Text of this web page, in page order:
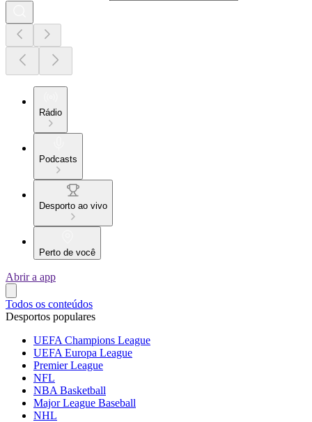
Rádio
Podcasts
Desporto ao vivo
Perto de você
Abrir a app
Todos os conteúdos
Desportos populares
UEFA Champions League
UEFA Europa League
Premier League
NFL
NBA Basketball
Major League Baseball
NHL